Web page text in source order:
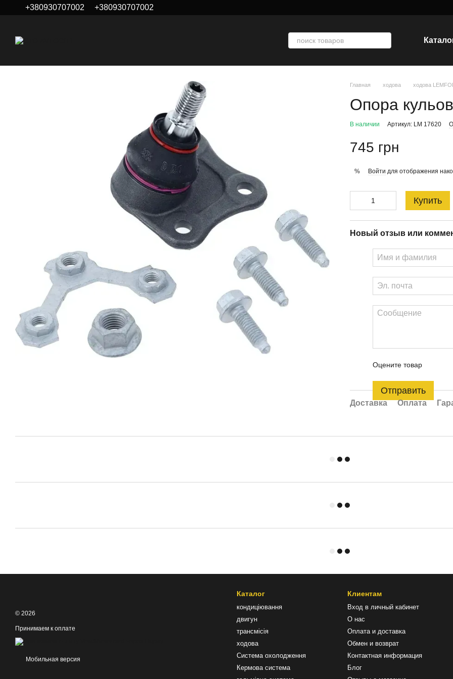
Перейти к основному контенту
+380930707002 +380930707002
Главная ходова ходова
Опора
В наличии Артикул: LM 17620
745 грн
% Войти для отображения
Купить
Новый отзыв или
Оцените товар
Отправить
Доставка Оплата
© 2026
Принимаем к оплате
Мобильная версия
Каталог
кондиціювання
двигун
трансмісія
ходова
Система охолодження
Кермова система
Клиентам
Вход в личный кабинет
О нас
Оплата и доставка
Обмен и возврат
Контактная информация
Блог